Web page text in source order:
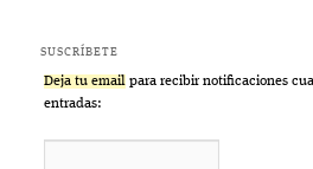
SUSCRÍBETE
Deja tu email para recibir notificaciones
entradas: